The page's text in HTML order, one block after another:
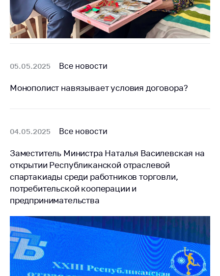
05.05.2025 Все новости
Монополист навязывает условия договора?
04.05.2025 Все новости
Заместитель Министра Наталья Василевская на
открытии Республиканской отраслевой
спартакиады среди работников торговли,
потребительской кооперации и
предпринимательства